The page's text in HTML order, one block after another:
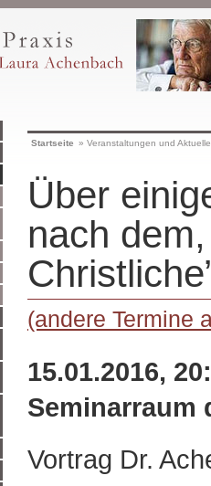
Startseite » Veranstaltungen und
Über
nach
(andere Termine
15.01.2016,
Seminarraum
Vortrag Dr.